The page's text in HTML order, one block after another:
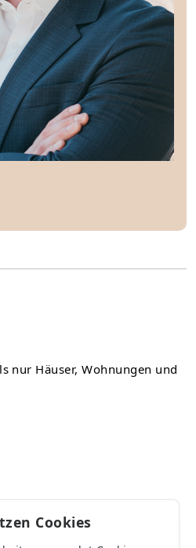
nur Häuser, Wohnungen und
Kontakt
Cookies